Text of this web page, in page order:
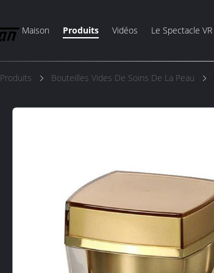
Maison Produits Vidéos Le Spectacle VR
Produits Bouteilles Vides De Soins De La Peau